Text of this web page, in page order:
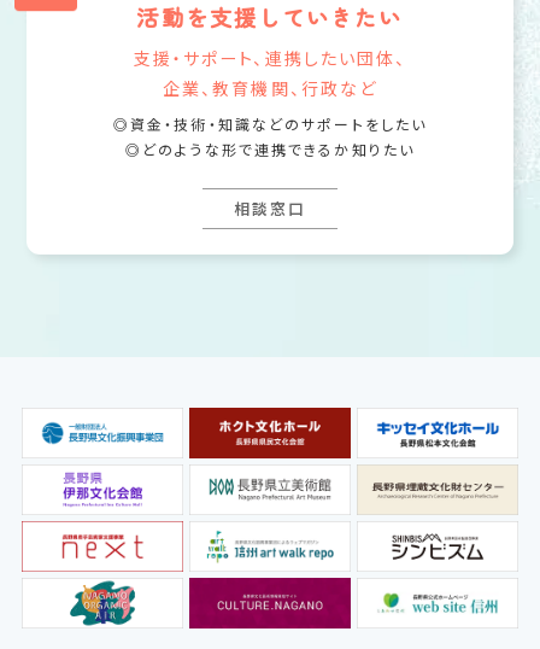
活動を支援していきたい
支援・サポート、連携したい団体、
企業、教育機関、行政など
資金・技術・知識などのサポートをしたい
どのような形で連携できるか知りたい
相談窓口